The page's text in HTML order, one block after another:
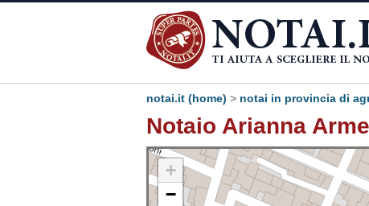
notai.it (home) > notai in provincia di
Notaio Arianna
+
−